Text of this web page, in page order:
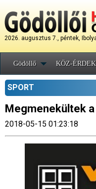
2026. augusztus 7., péntek,
Gödöllő KÖZ-
SPORT
Megmenekültek
2018-05-15 01:23:18